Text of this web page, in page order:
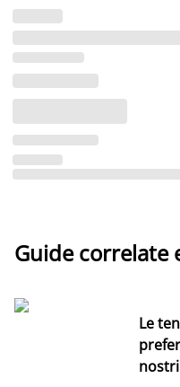
Guide correlate
Le